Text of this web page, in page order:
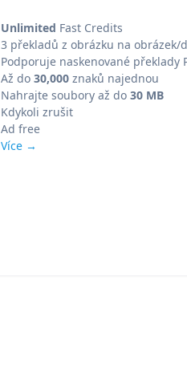
Unlimited Fast Credits
3 překladů z obrázku na obrázek/
Podporuje naskenované překlady
Až do 30,000 znaků najednou
Nahrajte soubory až do 30 MB
Kdykoli zrušit
Ad free
Více →